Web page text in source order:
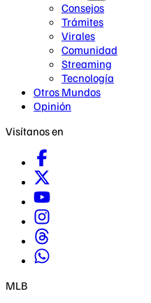
Consejos
Trámites
Virales
Comunidad
Streaming
Tecnología
Otros Mundos
Opinión
Visítanos en
MLB